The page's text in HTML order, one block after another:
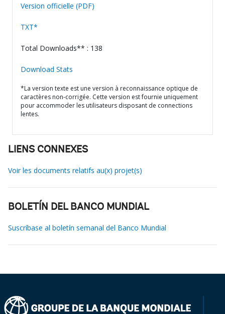
Version officielle (PDF)
TXT*
Total Downloads** : 138
Download Stats
*La version texte est une version à reconnaissance optique de
caractères non-corrigée. Cette version est fournie uniquement
pour accommoder les utilisateurs disposant de connections
lentes.
LIENS CONNEXES
Voir les documents relatifs au(x) projet(s)
BOLETÍN DEL BANCO MUNDIAL
Suscríbase al boletín semanal del Banco Mundial